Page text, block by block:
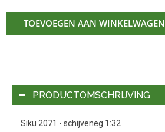
TOEVOEGEN AAN WINKELWAGEN
PRODUCTOMSCHRIJVING
Siku 2071 - schijveneg 1:32